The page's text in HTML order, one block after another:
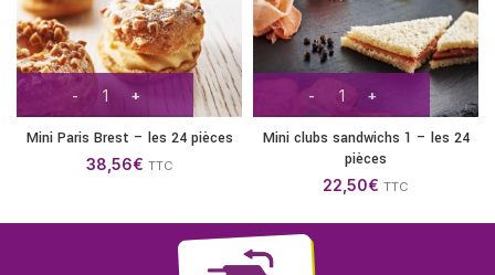
Mini Paris Brest – les 24 pièces
38,56€ TTC
Mini clubs sandwichs 1 – les 24
pièces
22,50€ TTC